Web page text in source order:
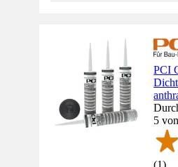
PCI
5